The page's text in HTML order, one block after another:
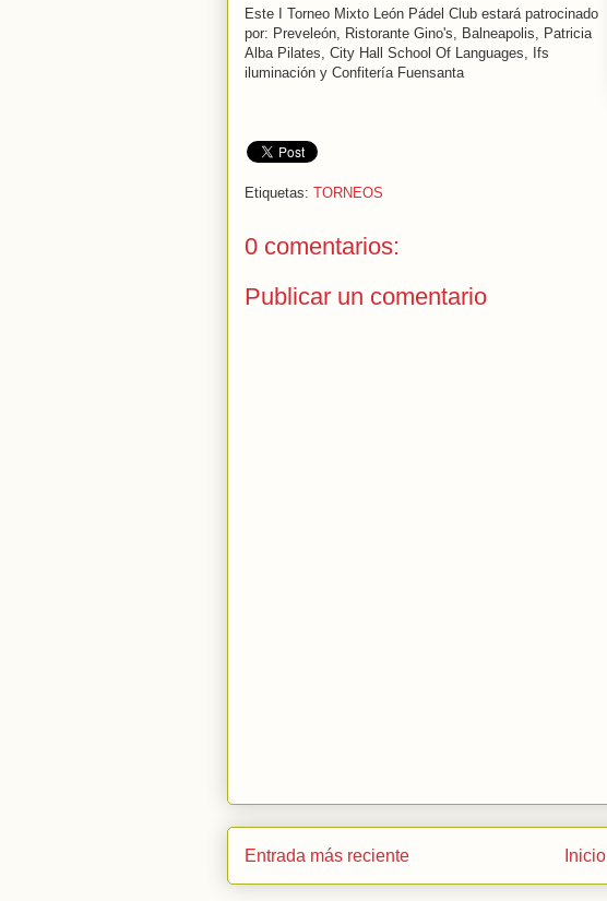
Este I Torneo Mixto León Pádel Club estará patrocinado
por: Preveleón, Ristorante Gino's, Balneapolis, Patricia
Alba Pilates, City Hall School Of Languages, Ifs
iluminación y Confitería Fuensanta
Etiquetas: TORNEOS
0 comentarios:
Publicar un comentario
Entrada más reciente Inicio